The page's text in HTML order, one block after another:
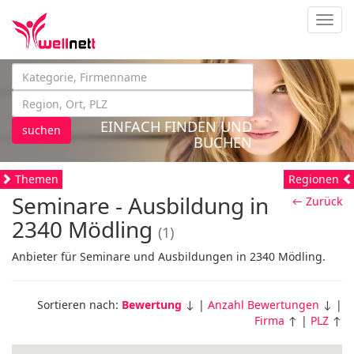
suchen
EINFACH FINDEN UND
BUCHEN
Themen
← Zurück
Seminare - Ausbildung in
2340 Mödling (1)
Anbieter für Seminare und Ausbildungen in 2340 Mödling.
Sortieren nach: Bewertung ↓ | Anzahl Bewertungen ↓ |
Firma ↑ | PLZ ↑
Regionen